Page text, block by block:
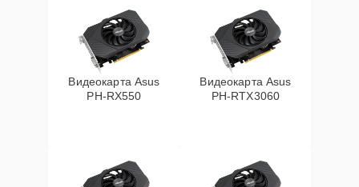
Видеокарта Asus
PH-RX550
Видеокарта Asus
PH-RTX3060